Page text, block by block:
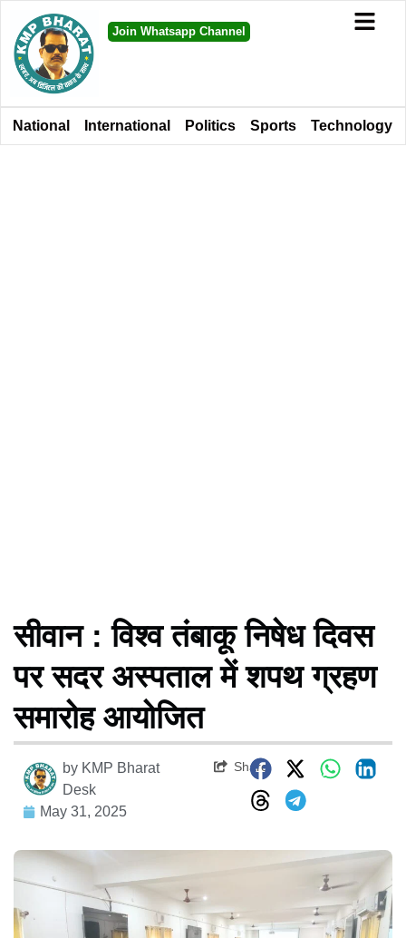
Join Whatsapp Channel
National International Politics Sports Technology
सीवान : विश्व तंबाकू निषेध दिवस
पर सदर अस्पताल में शपथ ग्रहण
समारोह आयोजित
by KMP Bharat
Desk
May 31, 2025
Share